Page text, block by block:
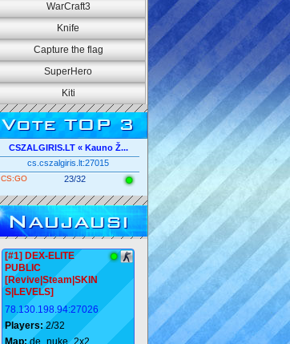
WarCraft3
Knife
Capture the flag
SuperHero
Kiti
Vote TOP 3
CSZALGIRIS.LT « Kauno Ž...
cs.cszalgiris.lt:27015
CS:GO 23/32
Naujausi